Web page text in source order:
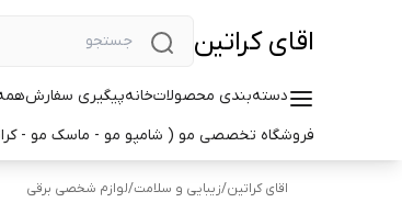
اقای کراتین
دسته‌بندی محصولاتخانهپیگیری سفارش
فروشگاه تخصصی مو ( شامپو مو - ماسک مو -
اقای کراتین/زیبایی و سلامت/لوازم شخصی برقی